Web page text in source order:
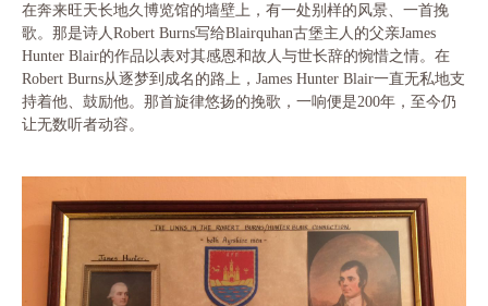
在奔来旺天长地久博览馆的墙壁上，有一处别样的风景、一首挽
歌。那是诗人Robert Burns写给Blairquhan古堡主人的父亲James
Hunter Blair的作品以表对其感恩和故人与世长辞的惋惜之情。在
Robert Burns从逐梦到成名的路上，James Hunter Blair一直无私地支
持着他、鼓励他。那首旋律悠扬的挽歌，一响便是200年，至今仍
让无数听者动容。